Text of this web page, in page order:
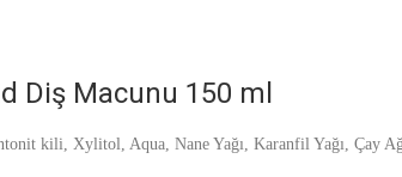
Diş Macunu 150 ml
kili, Xylitol, Aqua, Nane Yağı, Karanfil Yağı, Çay